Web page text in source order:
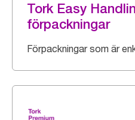
Tork Easy
förpackningar
Förpackningar som är